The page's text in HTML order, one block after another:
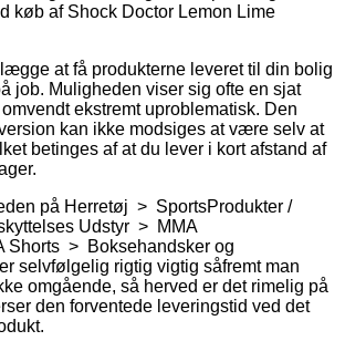
køb af Shock Doctor Lemon Lime
at få produkterne leveret til din bolig
job. Muligheden viser sig ofte en sjat
ekstremt uproblematisk. Den
kan ikke modsiges at være selv at
betinges af at du lever i kort afstand af
på Herretøj > SportsProdukter /
Udstyr > MMA
Shorts > Boksehandsker og
selvfølgelig rigtig vigtig såfremt man
omgående, så herved er det rimelig på
den forventede leveringstid ved det